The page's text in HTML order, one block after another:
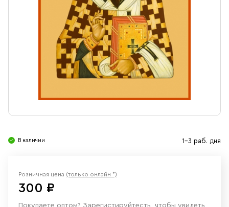
Ювелирные изделия
В наличии 1-3 раб. дня
Розничная цена (только онлайн *)
300 ₽
Покупаете оптом? Зарегистируйтесть, чтобы увидеть